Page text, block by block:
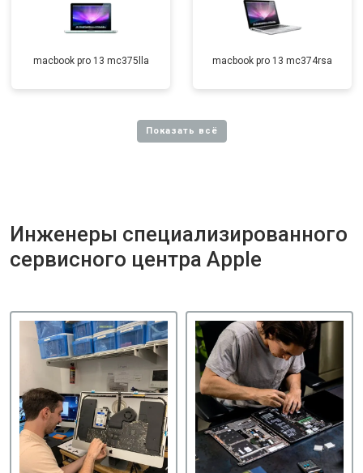
macbook pro 13 mc375lla macbook pro 13 mc374rsa
Инженеры специализированного
сервисного центра Apple